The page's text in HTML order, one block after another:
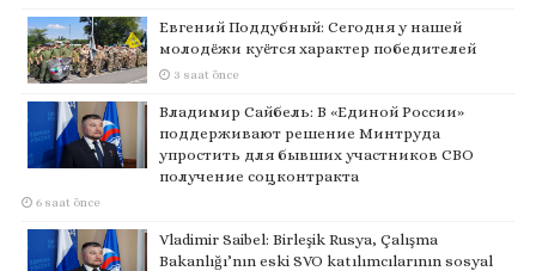
Евгений Поддубный: Сегодня у нашей
молодёжи куётся характер победителей
3 saat önce
Владимир Сайбель: В «Единой России»
поддерживают решение Минтруда
упростить для бывших участников СВО
получение соцконтракта
6 saat önce
Vladimir Saibel: Birleşik Rusya, Çalışma
Bakanlığı’nın eski SVO katılımcılarının sosyal